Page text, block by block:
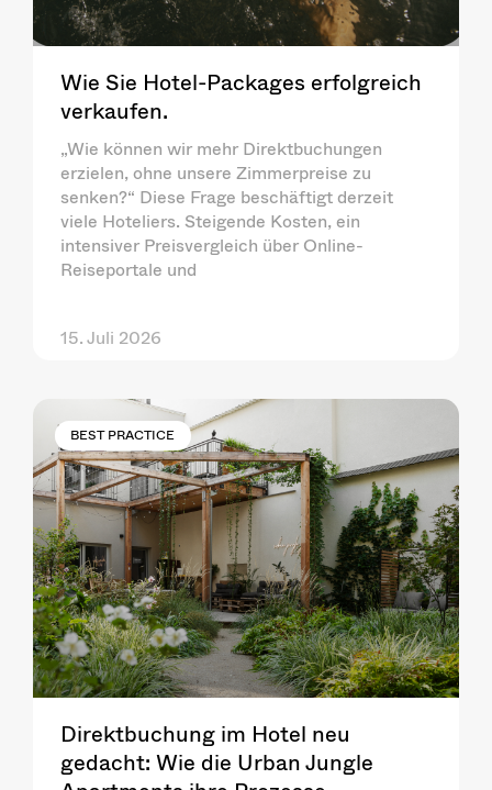
Wie Sie Hotel-Packages erfolgreich
verkaufen.
„Wie können wir mehr Direktbuchungen
erzielen, ohne unsere Zimmerpreise zu
senken?“ Diese Frage beschäftigt derzeit
viele Hoteliers. Steigende Kosten, ein
intensiver Preisvergleich über Online-
Reiseportale und
15. Juli 2026
BEST PRACTICE
Direktbuchung im Hotel neu
gedacht: Wie die Urban Jungle